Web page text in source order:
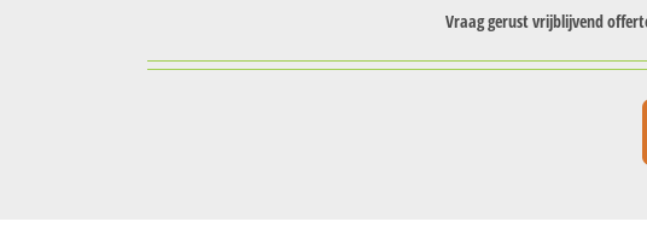
Vraag gerust vrijblijvend